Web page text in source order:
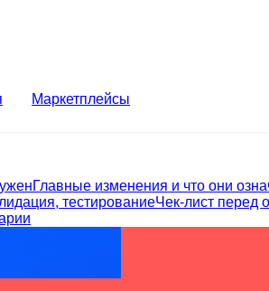
Маркетплейсы
Главные изменения и что они
тестированиеЧек‑лист перед